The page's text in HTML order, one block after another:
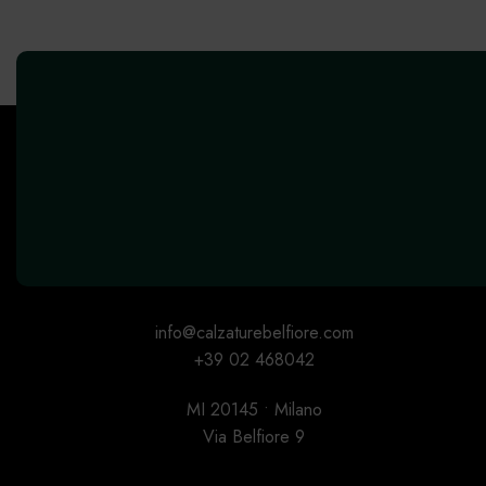
info@calzaturebelfiore.com
+39 02 468042
MI 20145 • Milano
Via Belfiore 9